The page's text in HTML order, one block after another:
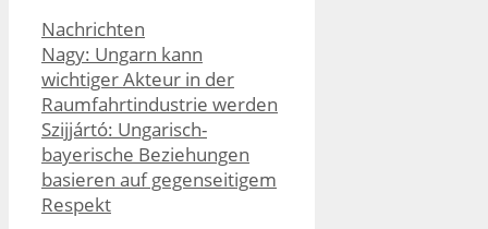
Kategorien
Nachrichten
Nagy: Ungarn kann
wichtiger Akteur in der
Raumfahrtindustrie werden
Szijjártó: Ungarisch-
bayerische Beziehungen
basieren auf gegenseitigem
Respekt